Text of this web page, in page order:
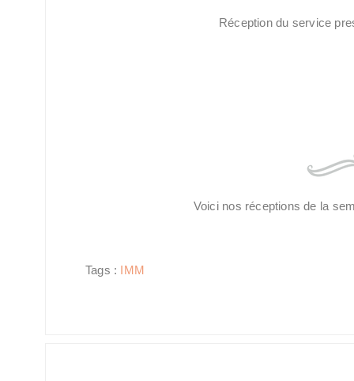
Réception du service
Voici nos réceptions de la
Tags : IMM